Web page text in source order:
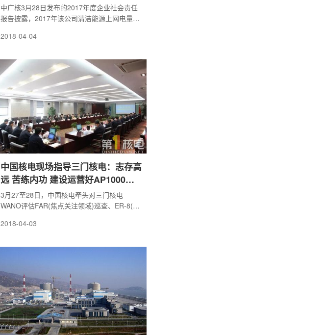
中广核3月28日发布的2017年度企业社会责任
报告披露，2017年该公司清洁能源上网电量
减排二氧化碳1 6亿吨，相当于种植48万公顷森
2017年底，中广核
2018-04-04
中国核电现场指导三门核电：志存高
远 苦练内功 建设运营好AP1000全
球首堆
3月27至28日，中国核电牵头对三门核电
WANO评估FAR(焦点关注领域)巡查、ER-8(设
件经验反馈汇报、ERP建设推进等工作进行综
2018-04-03